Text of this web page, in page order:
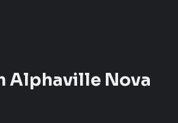
Alphaville Nova